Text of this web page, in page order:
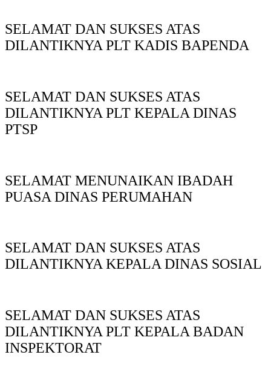
SELAMAT DAN SUKSES ATAS
DILANTIKNYA PLT KADIS BAPENDA
SELAMAT DAN SUKSES ATAS
DILANTIKNYA PLT KEPALA DINAS
PTSP
SELAMAT MENUNAIKAN IBADAH
PUASA DINAS PERUMAHAN
SELAMAT DAN SUKSES ATAS
DILANTIKNYA KEPALA DINAS SOSIAL
SELAMAT DAN SUKSES ATAS
DILANTIKNYA PLT KEPALA BADAN
INSPEKTORAT